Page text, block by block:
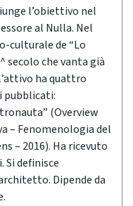
l’obiettivo nel
al Nulla. Nel
culturale de “Lo
secolo che vanta già
ha quattro
pubblicati:
(Overview
– Fenomenologia del
– 2016). Ha ricevuto
definisce
Dipende da